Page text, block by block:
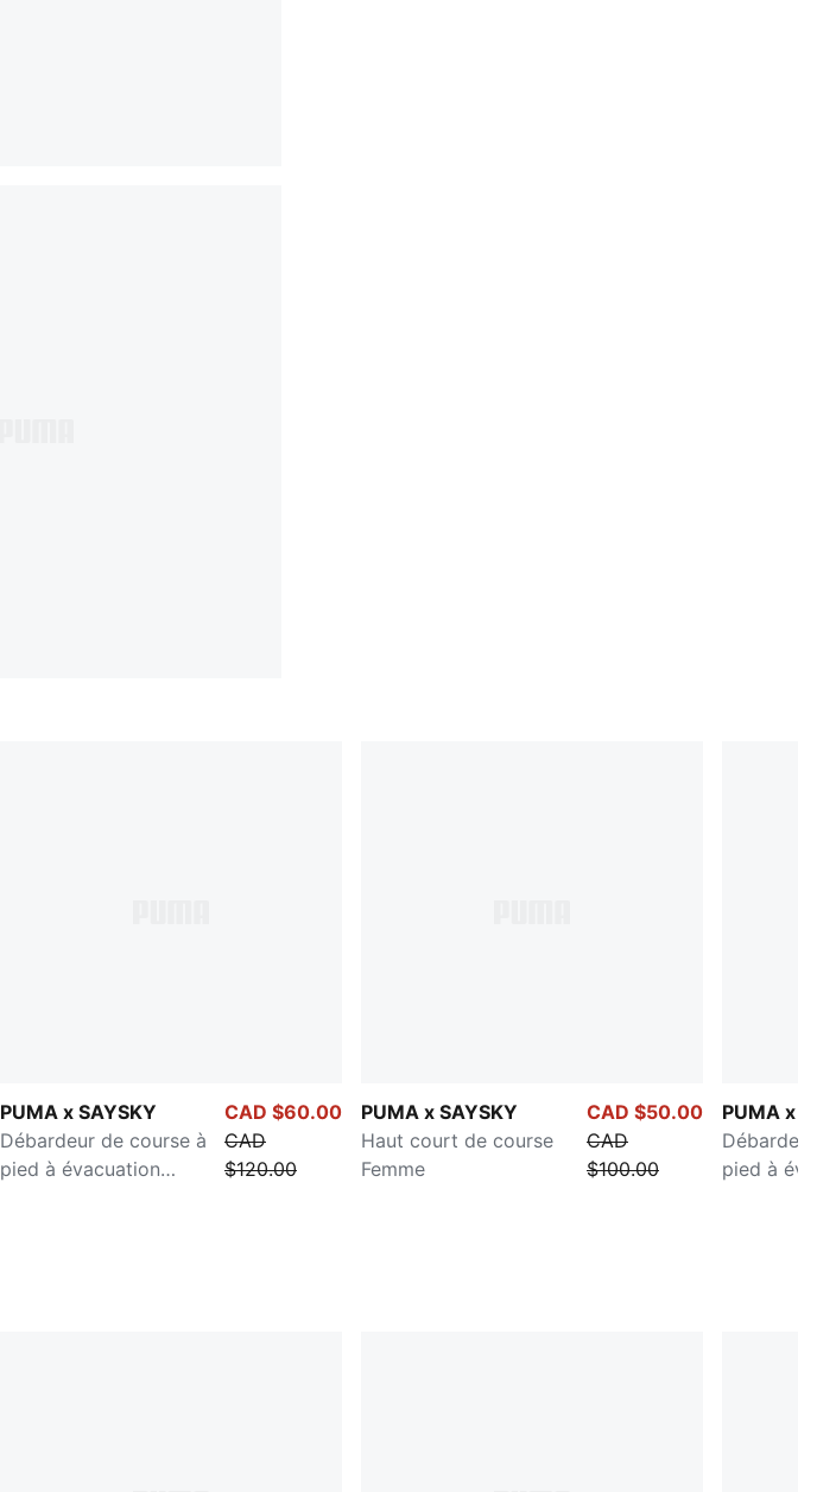
PUMA x SAYSKY
Débardeur de course à
pied à évacuation
CAD $60.00
CAD
$120.00
PUMA x SAYSKY
Haut court de course
Femme
CAD $50.00
CAD
$100.00
PUMA x
Débardeur
pied à